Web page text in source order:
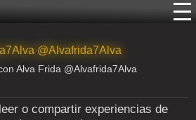
@Alvafrida7Alva
Alva Frida @Alvafrida7Alva
o compartir experiencias de